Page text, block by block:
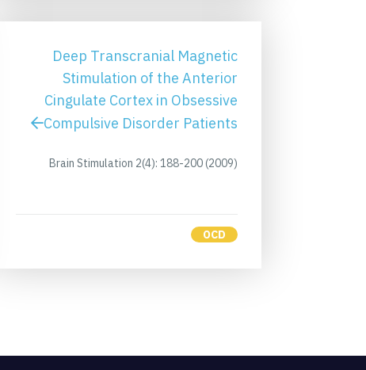
Deep Transcranial Magnetic
Stimulation of the Anterior
Cingulate Cortex in Obsessive
Compulsive Disorder Patients
Brain Stimulation 2(4): 188-200 (2009)
OCD